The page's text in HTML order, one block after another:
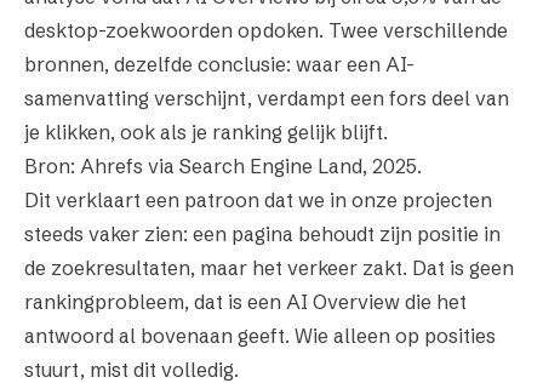
desktop-zoekwoorden opdoken. Twee verschillende
bronnen, dezelfde conclusie: waar een AI-
samenvatting verschijnt, verdampt een fors deel van
je klikken, ook als je ranking gelijk blijft.
Bron: Ahrefs via Search Engine Land, 2025.
Dit verklaart een patroon dat we in onze projecten
steeds vaker zien: een pagina behoudt zijn positie in
de zoekresultaten, maar het verkeer zakt. Dat is geen
rankingprobleem, dat is een AI Overview die het
antwoord al bovenaan geeft. Wie alleen op posities
stuurt, mist dit volledig.